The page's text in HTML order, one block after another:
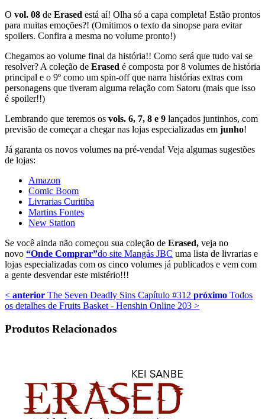
O vol. 08 de Erased está aí! Olha só a capa completa! Estão prontos
para muitas emoções?! (Omitimos o texto da sinopse para evitar
spoilers. Confira a mesma no volume pronto!)
Chegamos ao volume final da história!! Como será que tudo vai se
resolver? A coleção de Erased é composta por 8 volumes de história
principal e o 9º como um spin-off que narra histórias extras com
personagens que tiveram alguma relação com Satoru (mais que isso
é spoiler!!)
Lembrando que teremos os vols. 6, 7, 8 e 9 lançados juntinhos, com
previsão de começar a chegar nas lojas especializadas em junho!
Já garanta os novos volumes na pré-venda! Veja algumas sugestões
de lojas:
Amazon
Comic Boom
Livrarias Curitiba
Martins Fontes
New Station
Se você ainda não começou sua coleção de Erased, veja no
novo “Onde Comprar”do site Mangás JBC uma lista de livrarias e
lojas especializadas com os cinco volumes já publicados e vem com
a gente desvendar este mistério!!!
< anterior The Seven Deadly Sins Capítulo #312 próximo Todos
os detalhes de Fruits Basket - Henshin Online 203 >
Produtos Relacionados